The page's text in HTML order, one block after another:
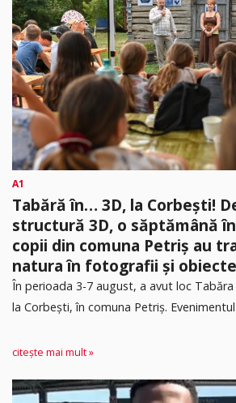
A1
Tabără în… 3D, la Corbești!
structură 3D, o săptămână
copii din comuna Petriș au
natura în fotografii și
În perioada 3-7 august, a avut loc
la Corbești, în comuna Petriș. Evenimentul
citește mai mult »